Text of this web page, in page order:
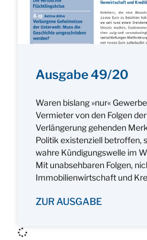
Ausgabe 49/20
Waren bislang »nur«
Vermieter von den Folgen
Verlängerung gehenden
Politik existenziell betroffen,
wahre Kündigungswelle im
Mit unabsehbaren Folgen,
Immobilienwirtschaft und
ZUR AUSGABE